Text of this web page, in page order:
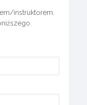
instruktorem.